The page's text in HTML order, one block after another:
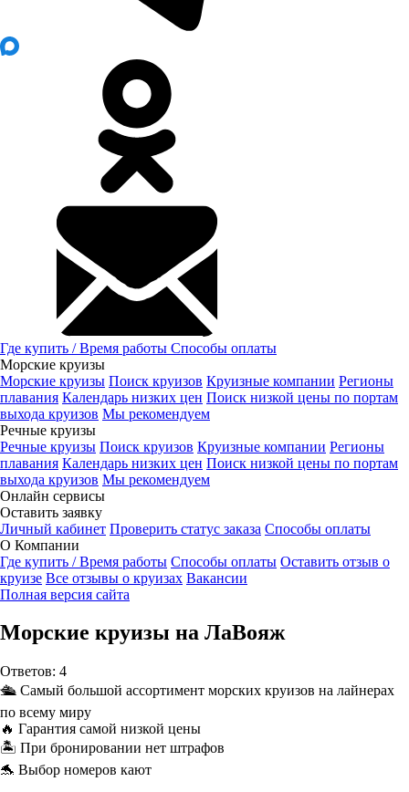
Где купить / Время работы Способы оплаты
Морские круизы
Морские круизы Поиск круизов Круизные компании Регионы
плавания Календарь низких цен Поиск низкой цены по портам
выхода круизов Мы рекомендуем
Речные круизы
Речные круизы Поиск круизов Круизные компании Регионы
плавания Календарь низких цен Поиск низкой цены по портам
выхода круизов Мы рекомендуем
Онлайн сервисы
Оставить заявку
Личный кабинет Проверить статус заказа Способы оплаты
О Компании
Где купить / Время работы Способы оплаты Оставить отзыв о
круизе Все отзывы о круизах Вакансии
Полная версия сайта
Морские круизы на ЛаВояж
Ответов: 4
🛳️ Самый большой ассортимент морских круизов на лайнерах
по всему миру
🔥 Гарантия самой низкой цены
🏝️ При бронировании нет штрафов
🐬 Выбор номеров кают